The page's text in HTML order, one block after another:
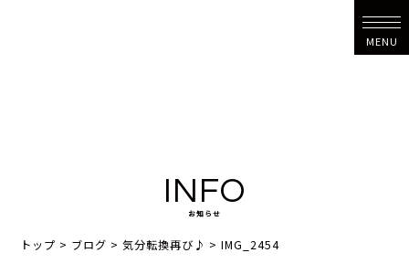
MENU
INFO
お知らせ
トップ > ブログ >気分転換再び♪ >IMG_2454